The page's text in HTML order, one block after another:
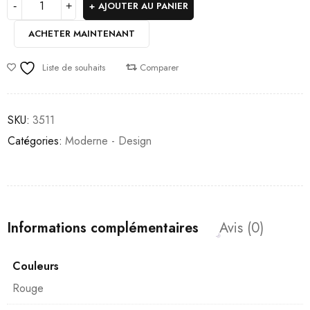
AJOUTER AU PANIER
ACHETER MAINTENANT
Liste de souhaits Comparer
SKU: 3511
Catégories: Moderne - Design
Informations complémentaires Avis (0)
Couleurs
Rouge